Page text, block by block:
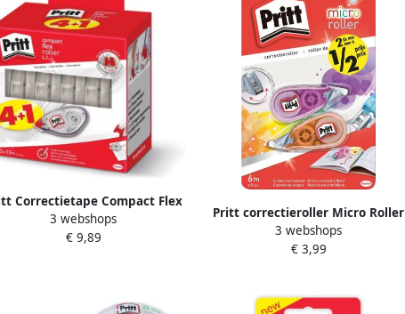
Correctietape Compact Flex
4.2mmx10m valuepack Ã 4 1
gratis
3 webshops
€ 9,89
Pritt correctieroller Micro Roller
blister met 2 stuks waarvan 2de
aan halve prijs
3 webshops
€ 3,99